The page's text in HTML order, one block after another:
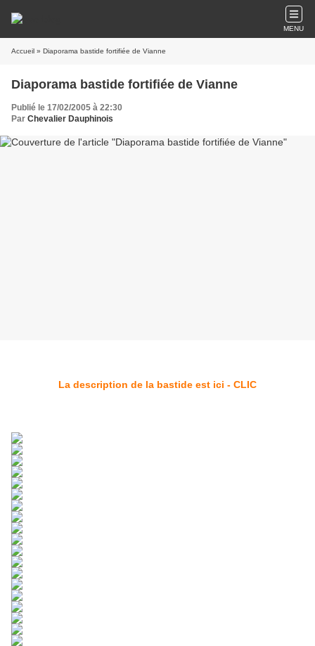
MENU
Accueil » Diaporama bastide fortifiée de Vianne
Diaporama bastide fortifiée de Vianne
Publié le 17/02/2005 à 22:30
Par Chevalier Dauphinois
La description de la bastide est ici - CLIC